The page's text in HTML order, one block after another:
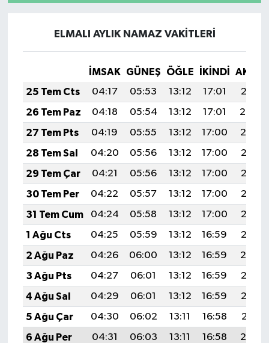
ELMALI AYLIK NAMAZ VAKITLERI
İMSAK GÜNEŞ ÖĞLE İKINDI
25 Tem Cts
04:17 05:53 13:12 17:01
20:21
26 Tem Paz
04:18 05:54 13:12 17:01
20:20
27 Tem Pts
04:19 05:55 13:12 17:00
20:19
28 Tem Sal
04:20 05:56 13:12 17:00
20:18
29 Tem Çar
04:21 05:56 13:12 17:00
20:17
30 Tem Per
04:22 05:57 13:12 17:00
20:16
31 Tem Cum
04:24 05:58 13:12 17:00
20:16
1 Ağu Cts
04:25 05:59 13:12 16:59
20:15
2 Ağu Paz
04:26 06:00 13:12 16:59
20:14
3 Ağu Pts
04:27 06:01 13:12 16:59
20:13
4 Ağu Sal
04:29 06:01 13:12 16:59
20:12
5 Ağu Çar
04:30 06:02 13:11 16:58
20:11
6 Ağu Per
04:31 06:03 13:11 16:58
20:10